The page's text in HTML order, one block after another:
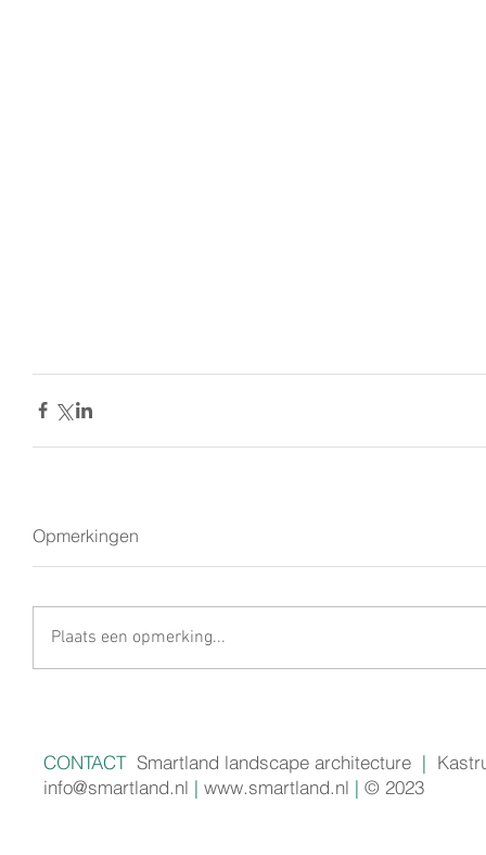
Opmerkingen
Plaats een opmerking...
CONTACTSmartland landscape architecture |
info@smartland.nl | www.smartland.nl | © 2023